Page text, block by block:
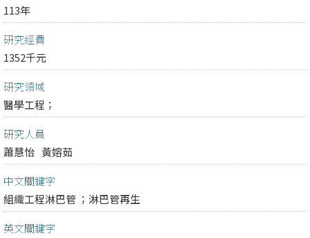
113年
研究經費
1352千元
研究領域
醫學工程；
研究人員
蕭慧怡 黃嫆茹
中文關鍵字
組織工程淋巴管 ；淋巴管再生
英文關鍵字